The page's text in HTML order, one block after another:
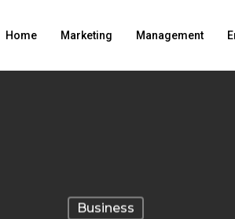
Home Marketing Management
Business